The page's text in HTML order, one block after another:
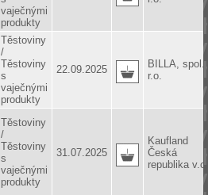
vaječnými
produkty
Těstoviny
/
Těstoviny
s
vaječnými
produkty
22.09.2025
BILLA, spol.
r.o.
Těstoviny
/
Těstoviny
s
vaječnými
produkty
31.07.2025
Kaufland
Česká
republika